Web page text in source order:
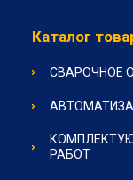
Каталог
СВАРОЧНОЕ
РАБОТ